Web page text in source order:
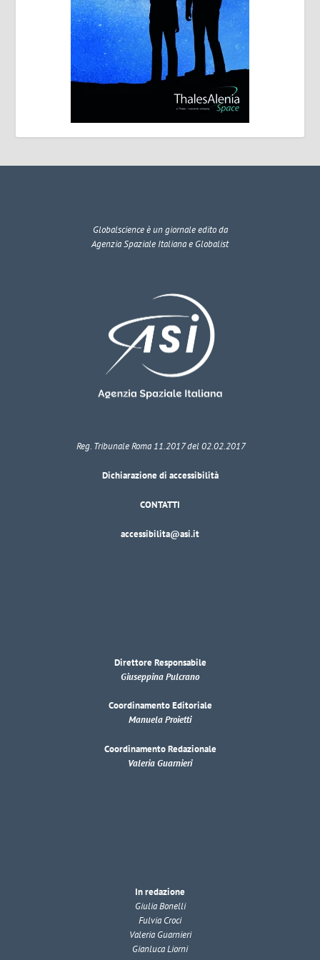
Globalscienceè un giornale edito da
Agenzia Spaziale Italiana e Globalist
Reg. Tribunale Roma 11.2017 del 02.02.2017
Dichiarazione di accessibilità
CONTATTI
accessibilita@asi.it
Direttore Responsabile
Giuseppina Pulcrano
Coordinamento Editoriale
Manuela Proietti
Coordinamento Redazionale
Valeria Guarnieri
In redazione
Giulia Bonelli
Fulvia Croci
Valeria Guarnieri
Gianluca Liorni